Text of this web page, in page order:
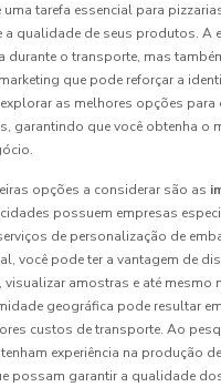
tarefa essencial para
a qualidade de seus produtos. A
durante o transporte, mas
que pode reforçar a
as melhores opções para
garantindo que você obtenha o
opções a considerar são as
possuem empresas
de personalização de
você pode ter a vantagem de
visualizar amostras e até mesmo
geográfica pode resultar
custos de transporte. Ao
experiência na produção
possam garantir a qualidade